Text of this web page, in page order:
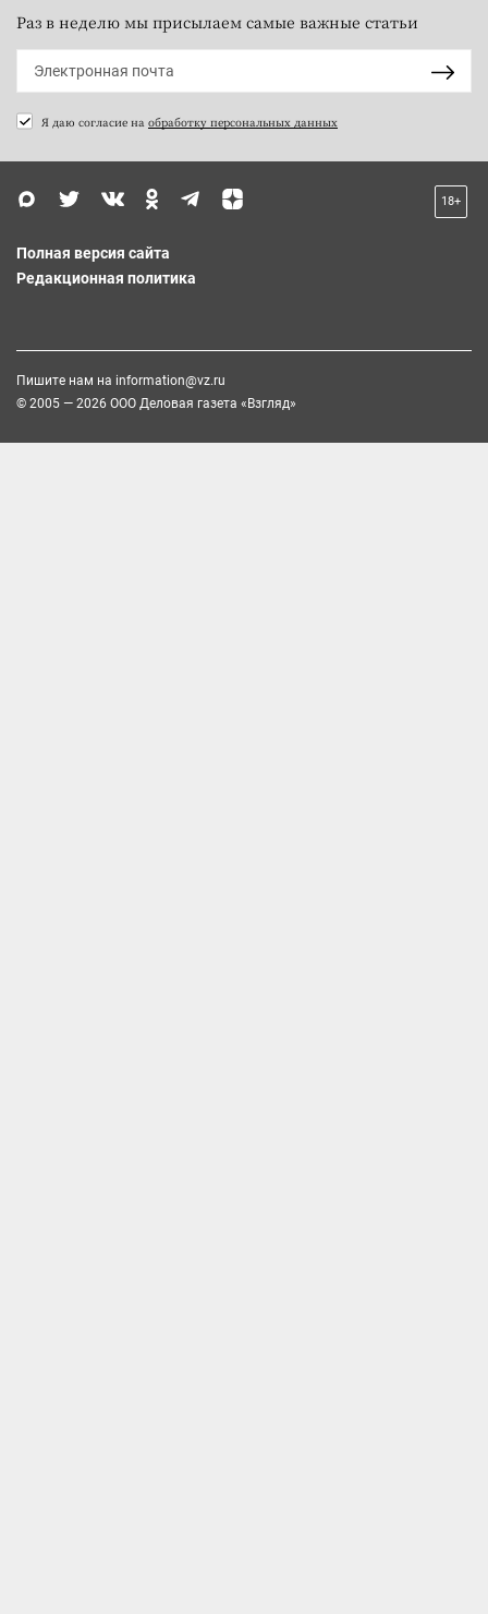
Раз в неделю мы присылаем самые важные статьи
Я даю согласие на обработку персональных данных
18+
Полная версия сайта
Редакционная политика
Пишите нам на information@vz.ru
© 2005 — 2026 ООО Деловая газета «Взгляд»